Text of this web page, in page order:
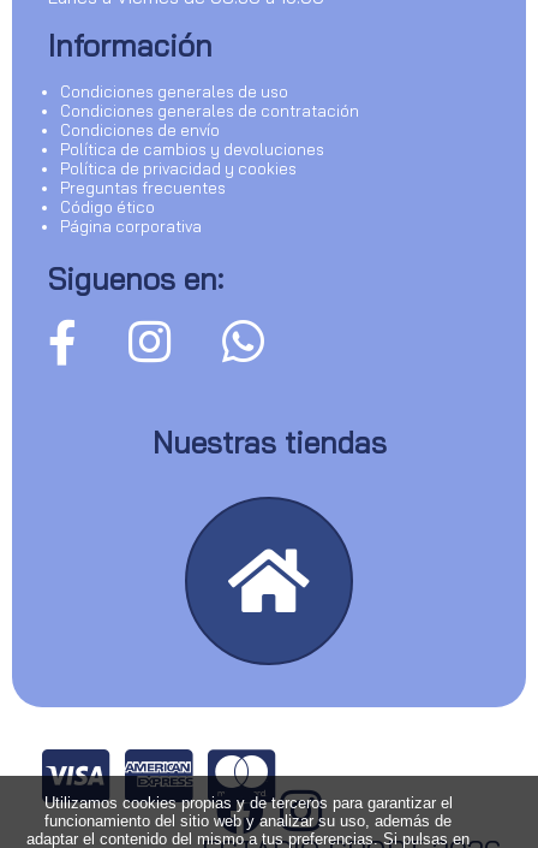
Información
Condiciones generales de uso
Condiciones generales de contratación
Condiciones de envío
Política de cambios y devoluciones
Política de privacidad y cookies
Preguntas frecuentes
Código ético
Página corporativa
Siguenos en:
Nuestras tiendas
Utilizamos cookies propias y de terceros para garantizar el
funcionamiento del sitio web y analizar su uso, además de
adaptar el contenido del mismo a tus preferencias. Si pulsas en